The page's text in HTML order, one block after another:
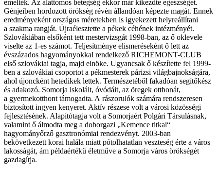
emelték. Az alattomos betegség ekkor már kikezdte egészségét.
Génjeiben hordozott örökség révén állandóan képezte magát. Ennek
eredményeként országos méretekben is igyekezett helyreállítani
a szakma rangját. Újraélesztette a pékek céhének intézményét.
Szlovákiában elsőként tett mestervizsgát 1998-ban, az ő oklevele
viselte az 1-es számot. Teljesítménye elismeréseként ő lett az
évszázados hagyományokkal rendelkező RICHEMONT-CLUB
első szlovákiai tagja, majd elnöke. Ugyancsak ő készítette fel 1999-
ben a szlovákiai csoportot a pékmesterek párizsi világbajnokságára,
ahol újoncként hetedikek lettek. Természetéből fakadóan segítőkész
és adakozó. Somorja iskoláit, óvódáit, az öregek otthonát,
a gyermekotthont támogadta. A rászorulók számára rendszeresen
biztosított ingyen kenyeret. Aktív részese volt a városi közösségi
fejlesztésének. Alapítótagja volt a Somorjaért Polgári Társulásnak,
valamint ő álmodta meg a doborgazi „Kemence titkai“
hagyományőrző gasztronómiai rendezvényt. 2003-ban
bekövetkezett korai halála miatt pótolhatatlan veszteség érte a város
lakosságát, ám példaértékű életműve a Somorja város örökségét
gazdagítja.